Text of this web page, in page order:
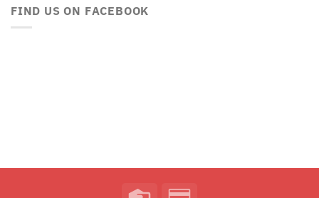
FIND US ON FACEBOOK
Credit